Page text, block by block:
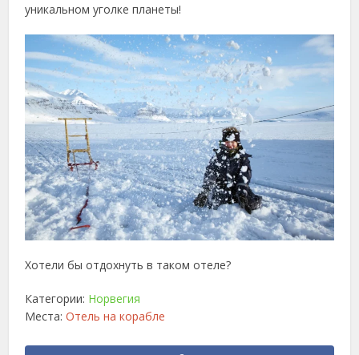
уникальном уголке планеты!
Хотели бы отдохнуть в таком отеле?
Категории: Норвегия
Места:Отель на корабле